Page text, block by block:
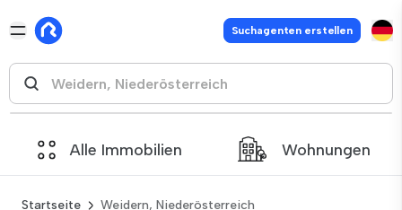
Suchagenten erstellen
Alle Immobilien Wohnungen
Startseite Weidern, Niederösterreich